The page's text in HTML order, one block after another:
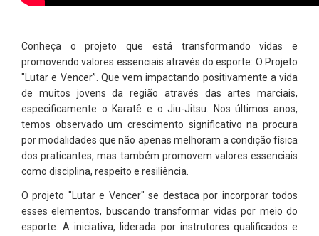
Conheça o projeto que está transformando vidas e
promovendo valores essenciais através do esporte: O Projeto
"Lutar e Vencer”. Que vem impactando positivamente a vida
de muitos jovens da região através das artes marciais,
especificamente o Karatê e o Jiu-Jitsu. Nos últimos anos,
temos observado um crescimento significativo na procura
por modalidades que não apenas melhoram a condição física
dos praticantes, mas também promovem valores essenciais
como disciplina, respeito e resiliência.
O projeto "Lutar e Vencer" se destaca por incorporar todos
esses elementos, buscando transformar vidas por meio do
esporte. A iniciativa, liderada por instrutores qualificados e